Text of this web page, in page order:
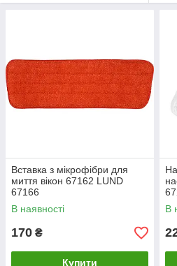
Вставка з мікрофібри для
миття вікон 67162 LUND
67166
В наявності
170 ₴
Купити
В